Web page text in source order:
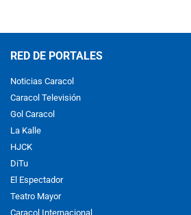
RED DE PORTALES
Noticias Caracol
Caracol Televisión
Gol Caracol
La Kalle
HJCK
DiTu
El Espectador
Teatro Mayor
Caracol Internacional